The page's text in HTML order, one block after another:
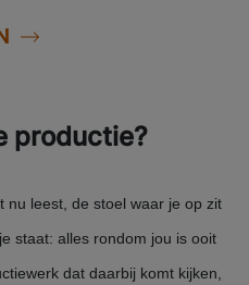
productie?
nu leest, de stoel waar je op zit
staat: alles rondom jou is ooit
dat daarbij komt kijken,